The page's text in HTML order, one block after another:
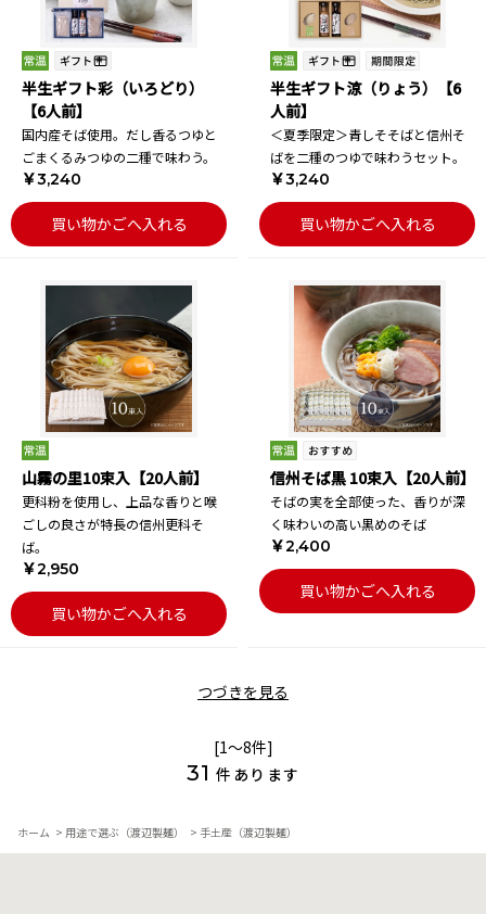
半生ギフト彩（いろどり）
【6人前】
国内産そば使用。だし香るつゆと
ごまくるみつゆの二種で味わう。
￥3,240
買い物かごへ入れる
半生ギフト涼（りょう）【6
人前】
＜夏季限定＞青しそそばと信州そ
ばを二種のつゆで味わうセット。
￥3,240
買い物かごへ入れる
山霧の里10束入【20人前】
更科粉を使用し、上品な香りと喉
ごしの良さが特長の信州更科そ
ば。
￥2,950
買い物かごへ入れる
信州そば黒 10束入【20人前】
そばの実を全部使った、香りが深
く味わいの高い黒めのそば
￥2,400
買い物かごへ入れる
つづきを見る
[1～8件]
31 件あります
ホーム > 用途で選ぶ（渡辺製麺） > 手土産（渡辺製麺）